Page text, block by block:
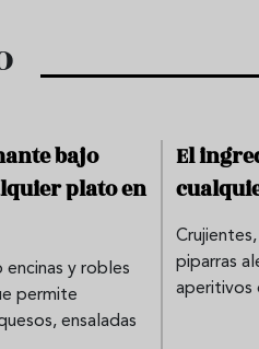
bajo
plato en
y robles
permite
ensaladas
El
piparras
aperitivos